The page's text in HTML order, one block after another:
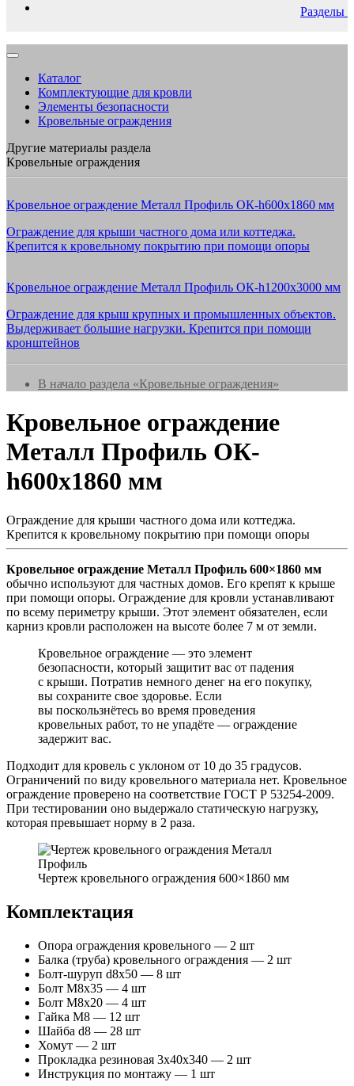
Разделы
Каталог
Комплектующие для кровли
Элементы безопасности
Кровельные ограждения
Другие материалы раздела
Кровельные ограждения
Кровельное ограждение Металл Профиль ОК-h600х1860 мм
Ограждение для крыши частного дома или коттеджа.
Крепится к кровельному покрытию при помощи опоры
Кровельное ограждение Металл Профиль ОК-h1200х3000 мм
Ограждение для крыш крупных и промышленных объектов.
Выдерживает большие нагрузки. Крепится при помощи
кронштейнов
В начало раздела «Кровельные ограждения»
Кровельное ограждение
Металл Профиль ОК-
h600х1860 мм
Ограждение для крыши частного дома или коттеджа.
Крепится к кровельному покрытию при помощи опоры
Кровельное ограждение Металл Профиль 600×1860 мм
обычно используют для частных домов. Его крепят к крыше
при помощи опоры. Ограждение для кровли устанавливают
по всему периметру крыши. Этот элемент обязателен, если
карниз кровли расположен на высоте более 7 м от земли.
Кровельное ограждение ― это элемент
безопасности, который защитит вас от падения
с крыши. Потратив немного денег на его покупку,
вы сохраните свое здоровье. Если
вы поскользнётесь во время проведения
кровельных работ, то не упадёте ― ограждение
задержит вас.
Подходит для кровель с уклоном от 10 до 35 градусов.
Ограничений по виду кровельного материала нет. Кровельное
ограждение проверено на соответствие ГОСТ Р 53254-2009.
При тестировании оно выдержало статическую нагрузку,
которая превышает норму в 2 раза.
Чертеж кровельного ограждения 600×1860 мм
Комплектация
Опора ограждения кровельного — 2 шт
Балка (труба) кровельного ограждения — 2 шт
Болт-шуруп d8х50 — 8 шт
Болт М8х35 — 4 шт
Болт М8х20 — 4 шт
Гайка М8 — 12 шт
Шайба d8 — 28 шт
Хомут — 2 шт
Прокладка резиновая 3х40х340 — 2 шт
Инструкция по монтажу — 1 шт